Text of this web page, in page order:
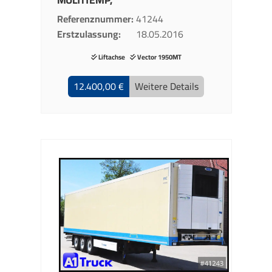
Referenznummer 41244
Erstzulassung
18.05.2016
Liftachse Vector 1950MT
12.400,00 € Weitere Details